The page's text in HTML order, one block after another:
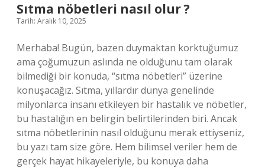
Sıtma nöbetleri nasıl olur ?
Tarih: Aralık 10, 2025
Merhaba! Bugün, bazen duymaktan korktuğumuz
ama çoğumuzun aslında ne olduğunu tam olarak
bilmediği bir konuda, “sıtma nöbetleri” üzerine
konuşacağız. Sıtma, yıllardır dünya genelinde
milyonlarca insanı etkileyen bir hastalık ve nöbetler,
bu hastalığın en belirgin belirtilerinden biri. Ancak
sıtma nöbetlerinin nasıl olduğunu merak ettiyseniz,
bu yazı tam size göre. Hem bilimsel veriler hem de
gerçek hayat hikayeleriyle, bu konuya daha